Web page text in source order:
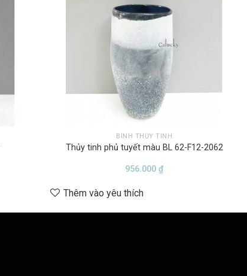
BÌNH THỦY TINH
Thủy tinh phủ tuyết màu BL 62-F12-2062
956.000₫
Thêm vào yêu thích